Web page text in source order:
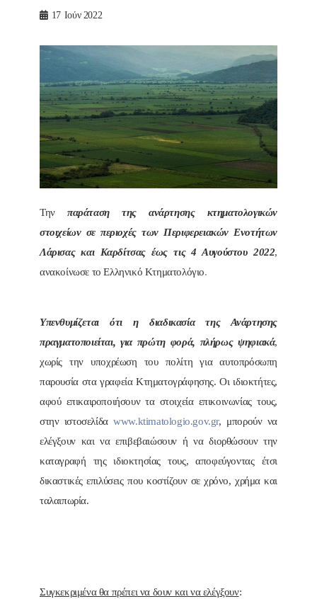
17 Ιούν 2022
Την παράταση της ανάρτησης κτηματολογικών
στοιχείων σε περιοχές των Περιφερειακών Ενοτήτων
Λάρισας και Καρδίτσας έως τις 4 Αυγούστου 2022,
ανακοίνωσε το Ελληνικό Κτηματολόγιο.
Υπενθυμίζεται ότι η διαδικασία της Ανάρτησης
πραγματοποιείται, για πρώτη φορά, πλήρως ψηφιακά,
χωρίς την υποχρέωση του πολίτη για αυτοπρόσωπη
παρουσία στα γραφεία Κτηματογράφησης. Οι ιδιοκτήτες,
αφού επικαιροποιήσουν τα στοιχεία επικοινωνίας τους,
στην ιστοσελίδαwww.ktimatologio.gov.gr, μπορούν να
ελέγξουν και να επιβεβαιώσουν ή να διορθώσουν την
καταγραφή της ιδιοκτησίας τους, αποφεύγοντας έτσι
δικαστικές επιλύσεις που κοστίζουν σε χρόνο, χρήμα και
ταλαιπωρία.
Συγκεκριμένα θα πρέπει να δουν και να ελέγξουν: